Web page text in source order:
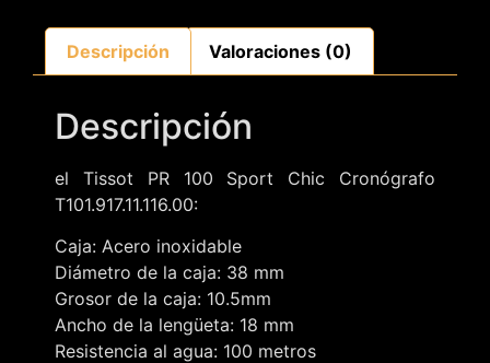
Descripción Valoraciones (0)
Descripción
el Tissot PR 100 Sport Chic Cronógrafo
T101.917.11.116.00:
Caja: Acero inoxidable
Diámetro de la caja: 38 mm
Grosor de la caja: 10.5mm
Ancho de la lengüeta: 18 mm
Resistencia al agua: 100 metros